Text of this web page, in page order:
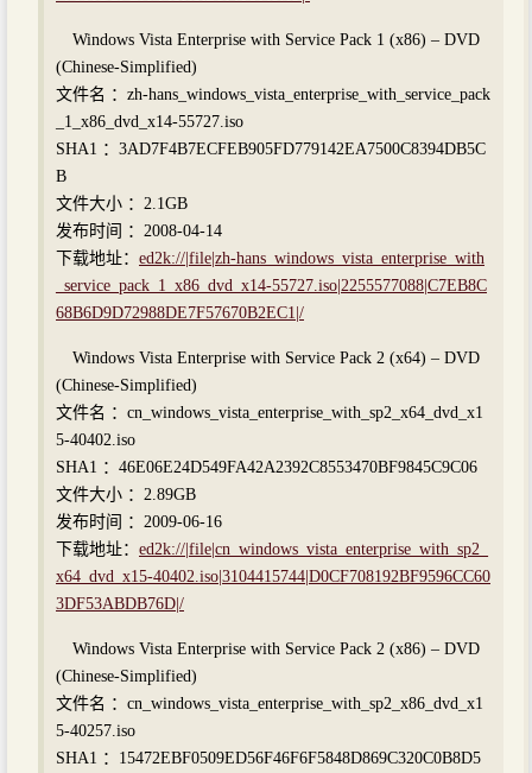
Windows Vista Enterprise with Service Pack 1 (x86) – DVD
(Chinese-Simplified)
文件名 ：zh-hans_windows_vista_enterprise_with_service_pack
_1_x86_dvd_x14-55727.iso
SHA1 ：3AD7F4B7ECFEB905FD779142EA7500C8394DB5C
B
文件大小 ：2.1GB
发布时间 ：2008-04-14
下载地址： ed2k://|file|zh-hans_windows_vista_enterprise_with
_service_pack_1_x86_dvd_x14-55727.iso|2255577088|C7EB8C
68B6D9D72988DE7F57670B2EC1|/
Windows Vista Enterprise with Service Pack 2 (x64) – DVD
(Chinese-Simplified)
文件名 ：cn_windows_vista_enterprise_with_sp2_x64_dvd_x1
5-40402.iso
SHA1 ：46E06E24D549FA42A2392C8553470BF9845C9C06
文件大小 ：2.89GB
发布时间 ：2009-06-16
下载地址： ed2k://|file|cn_windows_vista_enterprise_with_sp2_
x64_dvd_x15-40402.iso|3104415744|D0CF708192BF9596CC60
3DF53ABDB76D|/
Windows Vista Enterprise with Service Pack 2 (x86) – DVD
(Chinese-Simplified)
文件名 ：cn_windows_vista_enterprise_with_sp2_x86_dvd_x1
5-40257.iso
SHA1 ：15472EBF0509ED56F46F6F5848D869C320C0B8D5